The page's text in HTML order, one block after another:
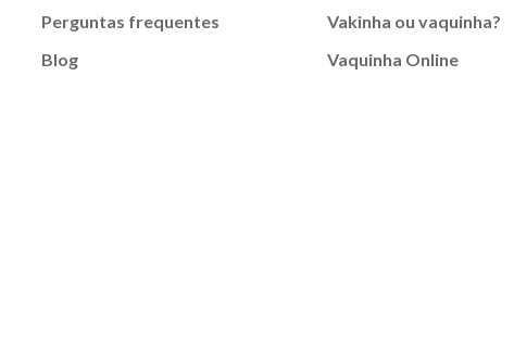
Perguntas frequentes
Blog
Vakinha ou vaquinha?
Vaquinha Online